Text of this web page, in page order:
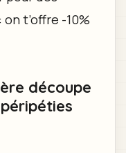
t’offre -10%
découpe